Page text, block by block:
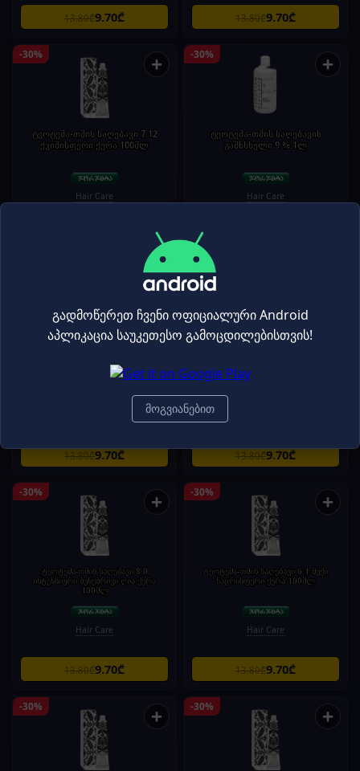
13.80₾9.70₾ 13.80₾9.70₾
-30% +
ტეოტემა-თმის საღებავი 7.12
ქვიშისფერი ქერა.100მლ
Hair Care
-30% +
ტეოტემა-თმის საღებავის
გამხსნელი 9 %.1ლ
Hair Care
+
ქერა.100მლ
13.80₾9.70₾
-30%
13.80₾9.70₾
-30% +
ტეოტემა-თმის საღებავი 8.0
ინტენსიური ბუნებრივი ღია ქერა
100მლ
Hair Care
13.80₾9.70₾
-30% +
ტეოტემა-თმის საღებავი 6.1 მუქი
ნაცრისფერი ქერა 100მლ
Hair Care
13.80₾9.70₾
-30% + -30% +
გადმოწერეთ ჩვენი ოფიციალური Android
აპლიკაცია საუკეთესო გამოცდილებისთვის!
მოგვიანებით